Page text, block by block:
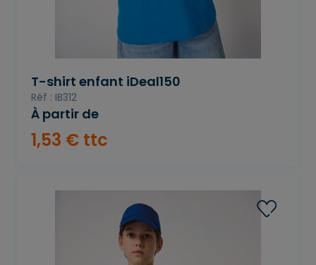
T-shirt enfant iDeal150
Réf : IB312
À partir de
1,53 € ttc